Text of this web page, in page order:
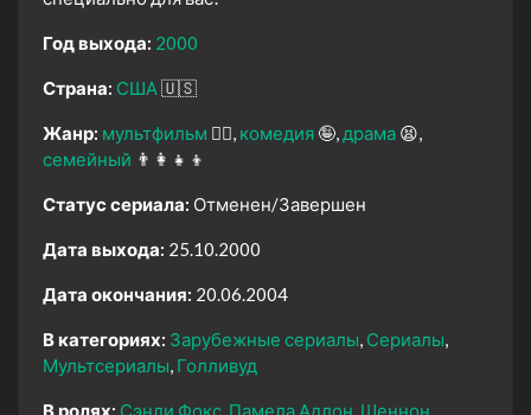
Год выхода: 2000
Страна: США🇺🇸
Жанр: мультфильм 🧚‍♀️ комедия 🤪 драма 😫
семейный 👨‍👩‍👧‍👦
Статус сериала: Отменен/Завершен
Дата выхода: 25.10.2000
Дата окончания: 20.06.2004
В категориях: Зарубежные сериалы Сериалы
Мультсериалы Голливуд
В ролях: Сэнди Фокс Памела Адлон Шеннон